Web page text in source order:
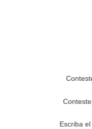
Escriba